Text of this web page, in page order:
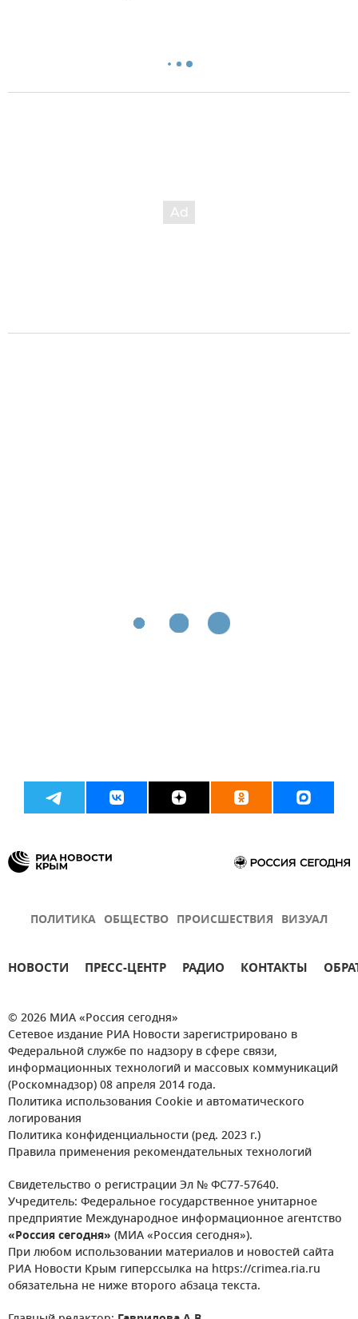
ПОЛИТИКА ОБЩЕСТВО ПРОИСШЕСТВИЯ ВИЗУАЛ
НОВОСТИ ПРЕСС-ЦЕНТР РАДИО КОНТАКТЫ
© 2026 МИА «Россия сегодня»
Сетевое издание РИА Новости зарегистрировано в
Федеральной службе по надзору в сфере связи,
информационных технологий и массовых коммуникаций
(Роскомнадзор) 08 апреля 2014 года.
Политика использования Cookie и автоматического
логирования
Политика конфиденциальности (ред. 2023 г.)
Правила применения рекомендательных технологий
Свидетельство о регистрации Эл № ФС77-57640.
Учредитель: Федеральное государственное унитарное
предприятие Международное информационное агентство
«Россия сегодня» (МИА «Россия сегодня»).
При любом использовании материалов и новостей сайта
РИА Новости Крым гиперссылка на https://crimea.ria.ru
обязательна не ниже второго абзаца текста.